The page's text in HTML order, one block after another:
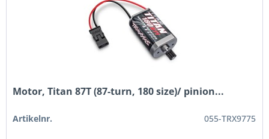
Motor, Titan 87T (87-turn, 180 size)/ pinion...
Artikelnr. 055-TRX9775